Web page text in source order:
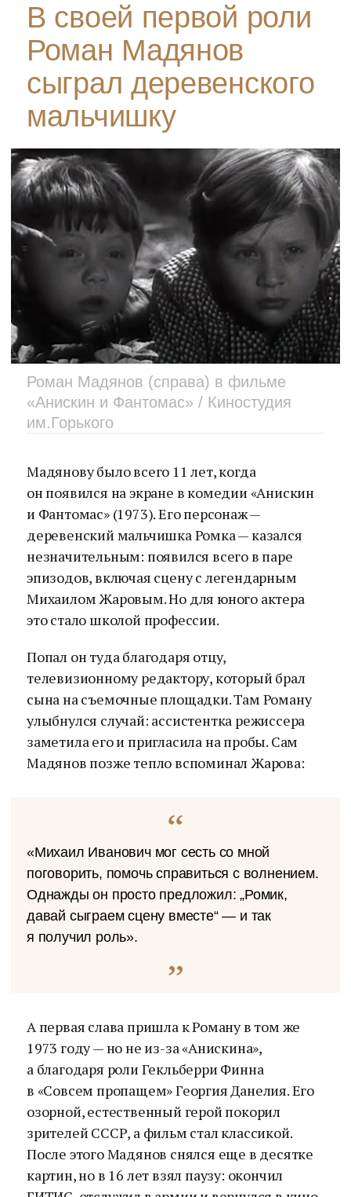
В своей первой роли
Роман Мадянов
сыграл деревенского
мальчишку
Роман Мадянов (справа) в фильме
«Анискин и Фантомас» / Киностудия
им.Горького
Мадянову было всего 11 лет, когда
он появился на экране в комедии «Анискин
и Фантомас» (1973). Его персонаж —
деревенский мальчишка Ромка — казался
незначительным: появился всего в паре
эпизодов, включая сцену с легендарным
Михаилом Жаровым. Но для юного актера
это стало школой профессии.
Попал он туда благодаря отцу,
телевизионному редактору, который брал
сына на съемочные площадки. Там Роману
улыбнулся случай: ассистентка режиссера
заметила его и пригласила на пробы. Сам
Мадянов позже тепло вспоминал Жарова:
«Михаил Иванович мог сесть со мной
поговорить, помочь справиться с волнением.
Однажды он просто предложил: „Ромик,
давай сыграем сцену вместе“ — и так
я получил роль».
А первая слава пришла к Роману в том же
1973 году — но не из-за «Анискина»,
а благодаря роли Гекльберри Финна
в «Совсем пропащем» Георгия Данелия. Его
озорной, естественный герой покорил
зрителей СССР, а фильм стал классикой.
После этого Мадянов снялся еще в десятке
картин, но в 16 лет взял паузу: окончил